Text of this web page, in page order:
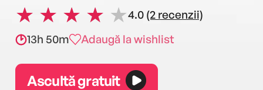
4.0 (2 recenzii)
13h 50m
Adaugă la wishlist
Ascultă gratuit